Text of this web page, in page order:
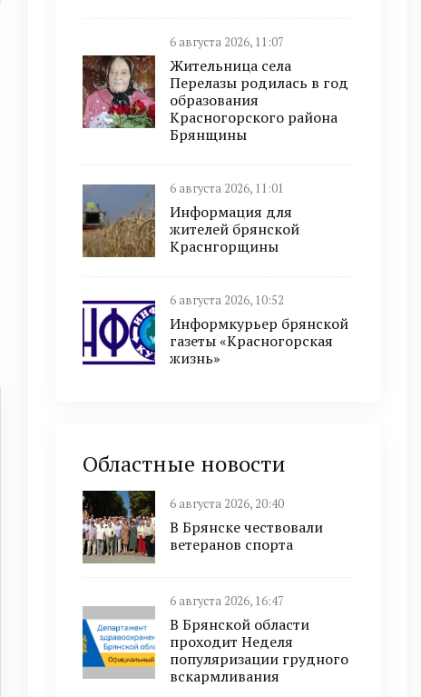
6 августа 2026, 11:07
Жительница села
Перелазы родилась в год
образования
Красногорского района
Брянщины
6 августа 2026, 11:01
Информация для
жителей брянской
Краснгорщины
6 августа 2026, 10:52
Информкурьер брянской
газеты «Красногорская
жизнь»
Областные новости
6 августа 2026, 20:40
В Брянске чествовали
ветеранов спорта
6 августа 2026, 16:47
В Брянской области
проходит Неделя
популяризации грудного
вскармливания